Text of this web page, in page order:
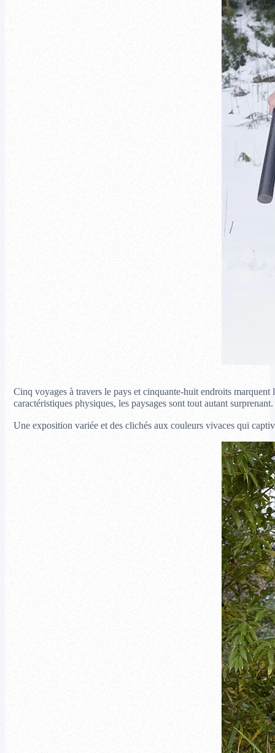
Cinq voyages à travers le pays et cinquante-huit endroits
caractéristiques physiques, les paysages sont tout autant
Une exposition variée et des clichés aux couleurs vivaces qui